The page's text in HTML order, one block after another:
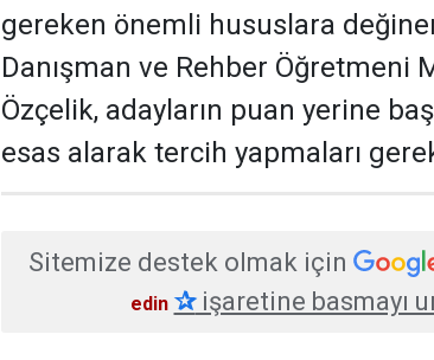
gereken önemli hususlara
Danışman ve Rehber Öğretmeni
Özçelik, adayların puan yerine
esas alarak tercih yapmaları
Sitemize destek olmak için
edin ✰işaretine basmayı